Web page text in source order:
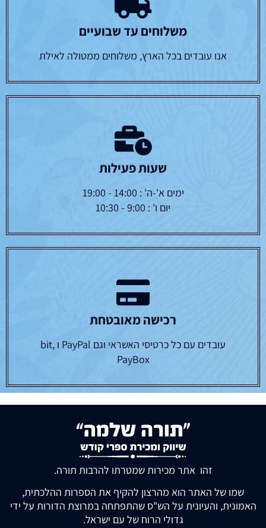
משלוחים עד שבועיים
אנו עובדים בכל הארץ, משלוחים ממטולה לאילת
שעות פעילות
ימים א'-ה' : 14:00 - 19:00
יום ו' : 9:00 - 10:30
רכישה מאובטחת
עובדים עם כל כרטיסי האשראי וגם PayPal ו bit,
PayBox
זהו אתר מכירות שמטרתו להרבות תורה.
שמו של האתר הוא מהרצון להקיף את הספרות ההלכתית,
האמונית, והעיונית על הש"ס שהתפתחה במרוצת הדורות על ידי
גדולי הרוח של עם ישראל.